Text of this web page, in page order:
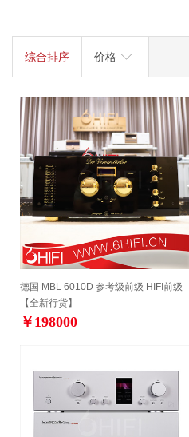
综合排序 价格
德国 MBL 6010D 参考级前级 HIFI前级
【全新行货】
￥198000